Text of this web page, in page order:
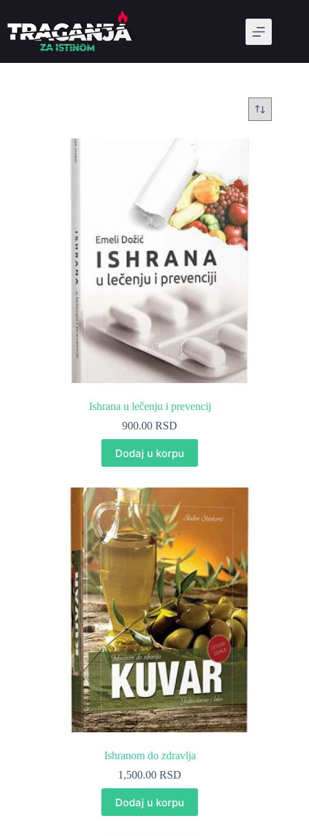
Ishrana u lečenju i prevencij
900.00RSD
Dodaj u korpu
Ishranom do zdravlja
1,500.00RSD
Dodaj u korpu